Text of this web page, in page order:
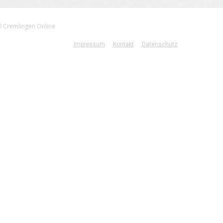
Cremlingen Online
Impressum Kontakt Datenschutz